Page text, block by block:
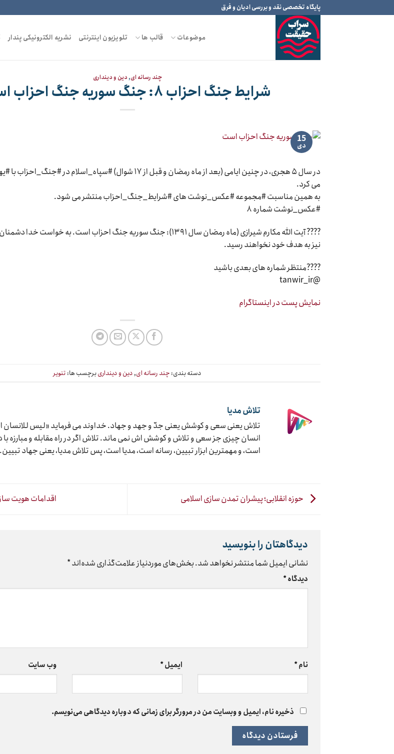
to
پایگاه تخصصی نقد و بررسی ادیان و فرق
موضوعات قالب ها تلویزیون اینترنتی نشریه الکترونیکی پندار
چند رسانه ای,دین و دینداری
شرایط جنگ احزاب ۸: جنگ سوریه جنگ احزاب است
15
دی
در سال ۵ هجری، در چنین ایامی (بعد از ماه رمضان و قبل از ۱۷ شوال) #سپاه_اسلام
می کرد.
به همین مناسبت #مجموعه #عکس_نوشت های #شرایط_جنگ_احزاب منتشر می شود.
#عکس_نوشت شماره ۸
???? آیت الله مکارم شیرازی (ماه رمضان سال ۱۳۹۱): جنگ سوریه جنگ احزاب است. به
نیز به هدف خود نخواهند رسید.
????منتظر شماره های بعدی باشید
@tanwir_ir
نمایش پست در اینستاگرام
دسته بندی: چند رسانه ای, دین و دینداریبرچسب ها: تنویر
تلاش مدیا
تلاش یعنی سعی و کوشش یعنی جدّ و جهد و جهاد. خداوند می فرماید «لیس للانسان
انسان چیزی جز سعی و تلاش و کوشش اش نمی ماند. تلاش اگر در راه مقابله و مبارزه
است، و مهمترین ابزار تبیین، رسانه است، مدیا است، پس تلاش مدیا، یعنی جهاد تبیین.
حوزه انقلابی؛ پیشران تمدن سازی اسلامی اقدامات هویت
دیدگاهتان را بنویسید
نشانی ایمیل شما منتشر نخواهد شد.بخش‌های موردنیاز علامت‌گذاری شده‌اند*
دیدگاه*
نام* ایمیل* وب‌ سایت
ذخیره نام، ایمیل و وبسایت من در مرورگر برای زمانی که دوباره دیدگاهی می‌نویسم.